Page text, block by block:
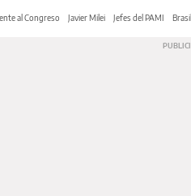
al Congreso Javier Milei Jefes del PAMI Brasil